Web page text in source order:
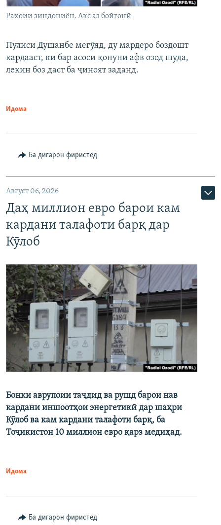
Раҳоии зиндониён. Акс аз бойгонӣ
Пулиси Душанбе мегӯяд, ду мардеро боздошт
кардааст, ки бар асоси қонуни афв озод шуда,
лекин боз даст ба ҷиноят заданд.
Идома
Ба дигарон фиристед
Август 06, 2026
Даҳ миллион евро барои кам
кардани талафоти барқ дар
Кӯлоб
Бонки аврупоии таҷдид ва рушд барои нав
кардани иншоотҳои энергетикӣ дар шаҳри
Кӯлоб ва кам кардани талафоти барқ, ба
Тоҷикистон 10 миллион евро қарз медиҳад.
Идома
Ба дигарон фиристед